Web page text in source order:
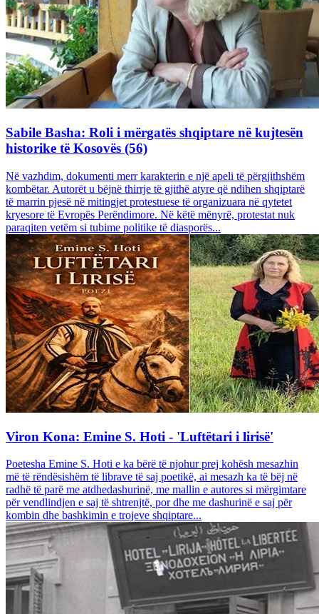
Sabile Basha: Roli i mërgatës shqiptare në kujtesën
historike të Kosovës (56)
Në vazhdim, dokumenti merr karakterin e një apeli të përgjithshëm
kombëtar. Autorët u bëjnë thirrje të gjithë atyre që ndihen shqiptarë
të marrin pjesë në mitingjet protestuese të organizuara në qytetet
kryesore të Evropës Perëndimore. Në këtë mënyrë, protestat nuk
paraqiten vetëm si tubime politike të diasporës...
Viron Kona: Emine S. Hoti - 'Luftëtari i lirisë'
Poetesha Emine S. Hoti e ka bërë të njohur prej kohësh mesazhin
më të rëndësishëm të librave të saj poetikë, ai mesazh ka të bëj në
radhë të parë me atdhedashurinë, me mallin e autores si mërgimtare
për vendlindjen e saj të shtrenjtë, por dhe me dashurinë e saj për
kombin dhe bashkimin e trojeve shqiptare...